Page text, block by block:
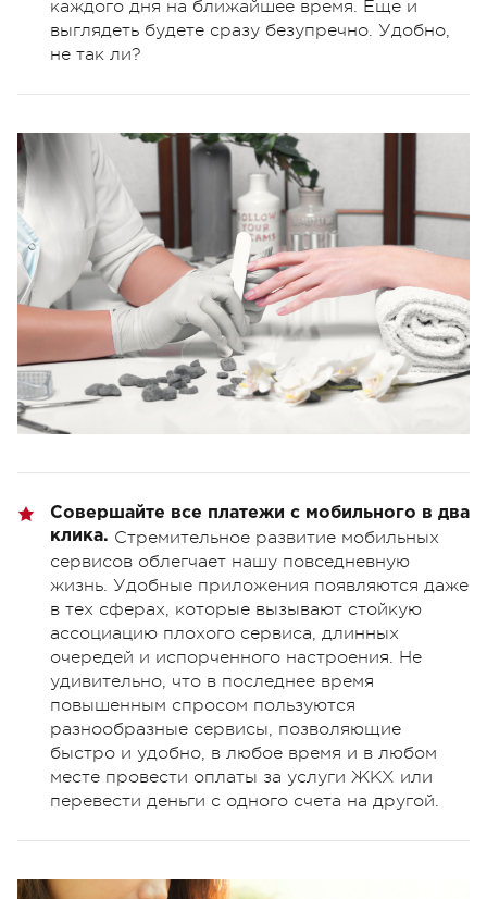
каждого дня на ближайшее время. Еще и
выглядеть будете сразу безупречно. Удобно,
не так ли?
Совершайте все платежи с мобильного в два
клика. Стремительное развитие мобильных
сервисов облегчает нашу повседневную
жизнь. Удобные приложения появляются даже
в тех сферах, которые вызывают стойкую
ассоциацию плохого сервиса, длинных
очередей и испорченного настроения. Не
удивительно, что в последнее время
повышенным спросом пользуются
разнообразные сервисы, позволяющие
быстро и удобно, в любое время и в любом
месте провести оплаты за услуги ЖКХ или
перевести деньги с одного счета на другой.